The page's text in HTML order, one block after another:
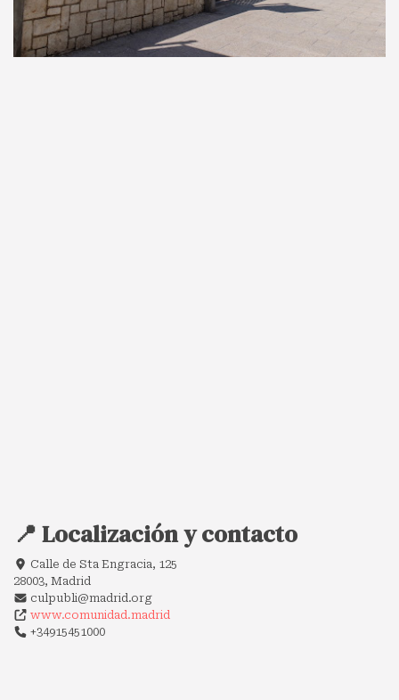
📍 Localización y contacto
Calle de Sta Engracia, 125
28003, Madrid
culpubli@madrid.org
www.comunidad.madrid
+34915451000